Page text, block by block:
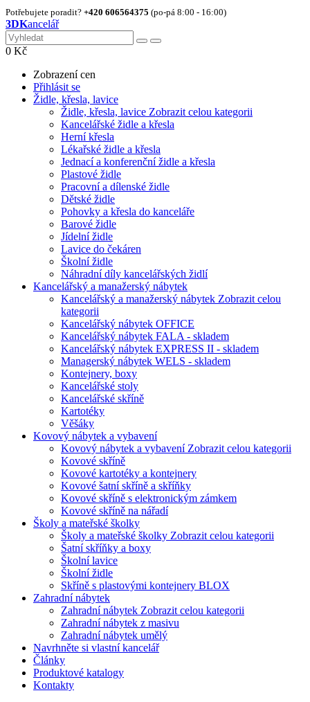
Potřebujete poradit? +420 606564375 (po-pá 8:00 - 16:00)
3DKancelář
0 Kč
Zobrazení cen
Přihlásit se
Židle, křesla, lavice
Židle, křesla, lavice Zobrazit celou kategorii
Kancelářské židle a křesla
Herní křesla
Lékařské židle a křesla
Jednací a konferenční židle a křesla
Plastové židle
Pracovní a dílenské židle
Dětské židle
Pohovky a křesla do kanceláře
Barové židle
Jídelní židle
Lavice do čekáren
Školní židle
Náhradní díly kancelářských židlí
Kancelářský a manažerský nábytek
Kancelářský a manažerský nábytek Zobrazit celou
kategorii
Kancelářský nábytek OFFICE
Kancelářský nábytek FALA - skladem
Kancelářský nábytek EXPRESS II - skladem
Managerský nábytek WELS - skladem
Kontejnery, boxy
Kancelářské stoly
Kancelářské skříně
Kartotéky
Věšáky
Kovový nábytek a vybavení
Kovový nábytek a vybavení Zobrazit celou kategorii
Kovové skříně
Kovové kartotéky a kontejnery
Kovové šatní skříně a skříňky
Kovové skříně s elektronickým zámkem
Kovové skříně na nářadí
Školy a mateřské školky
Školy a mateřské školky Zobrazit celou kategorii
Šatní skříňky a boxy
Školní lavice
Školní židle
Skříně s plastovými kontejnery BLOX
Zahradní nábytek
Zahradní nábytek Zobrazit celou kategorii
Zahradní nábytek z masivu
Zahradní nábytek umělý
Navrhněte si vlastní kancelář
Články
Produktové katalogy
Kontakty